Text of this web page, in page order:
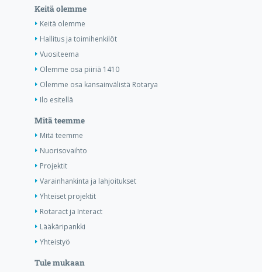
Keitä olemme
Keitä olemme
Hallitus ja toimihenkilöt
Vuositeema
Olemme osa piiriä 1410
Olemme osa kansainvälistä Rotarya
Ilo esitellä
Mitä teemme
Mitä teemme
Nuorisovaihto
Projektit
Varainhankinta ja lahjoitukset
Yhteiset projektit
Rotaract ja Interact
Lääkäripankki
Yhteistyö
Tule mukaan